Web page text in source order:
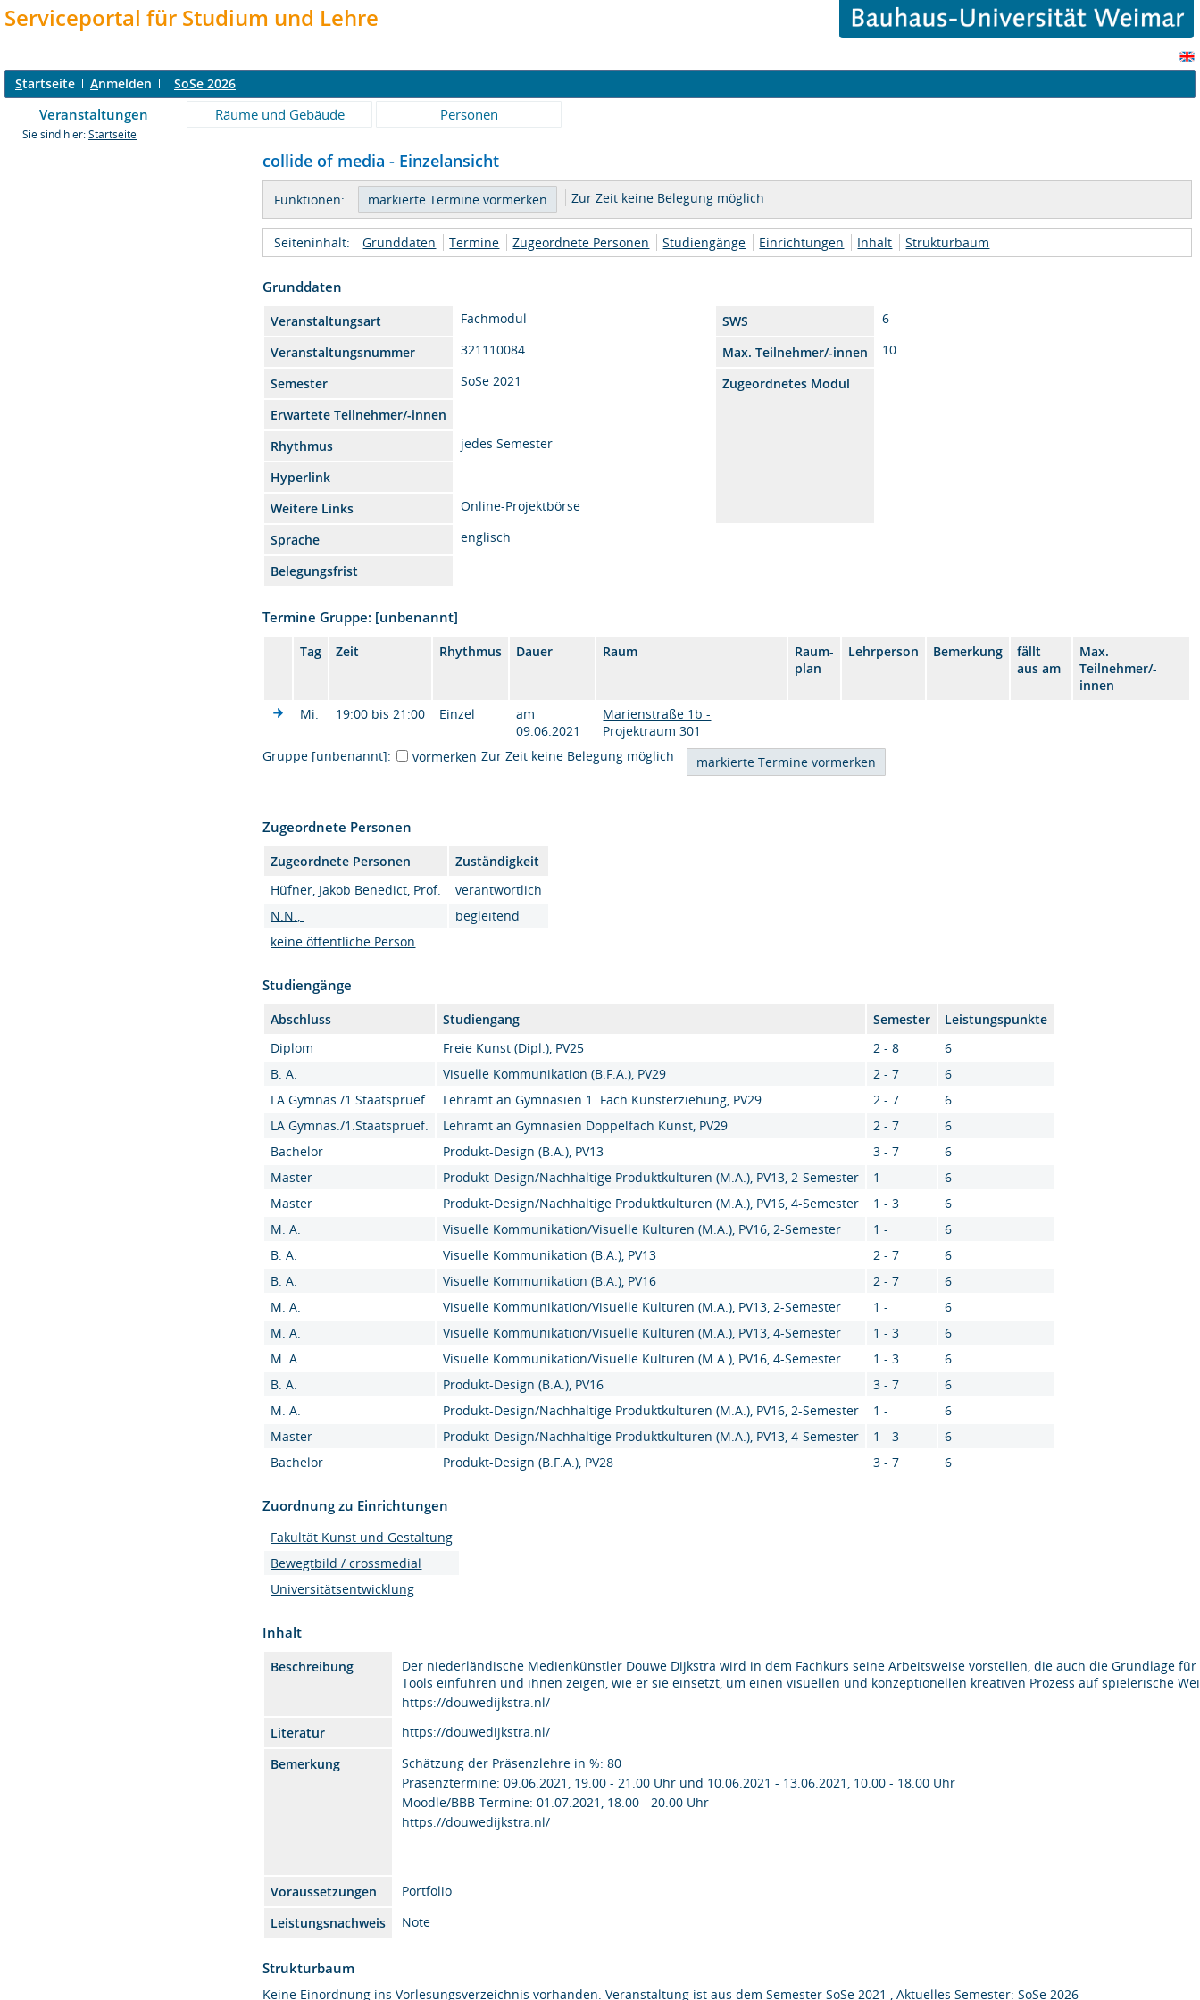
Serviceportal für Studium und Lehre
Startseite Anmelden SoSe 2026
Veranstaltungen Räume und Gebäude Personen
Sie sind hier: Startseite
collide of media - Einzelansicht
Funktionen: Zur Zeit keine Belegung möglich
Seiteninhalt: Grunddaten Termine Zugeordnete Personen Studiengänge Einrichtungen Inhalt Strukturbaum
Grunddaten
Veranstaltungsart Fachmodul SWS
6
Veranstaltungsnummer
321110084 Max. Teilnehmer/-innen
10
Semester
SoSe 2021
Zugeordnetes Modul
Erwartete Teilnehmer/-innen
Rhythmus
jedes Semester
Hyperlink
Weitere Links
Online-Projektbörse
Sprache
englisch
Belegungsfrist
Termine Gruppe: [unbenannt]
Tag Zeit Rhythmus Dauer Raum
Raum-
plan
Lehrperson Bemerkung
fällt
aus am
Max.
Teilnehmer/-
innen
Mi.
19:00 bis 21:00 Einzel
am
09.06.2021
Marienstraße 1b -
Projektraum 301
Gruppe [unbenannt]:
vormerken Zur Zeit keine Belegung möglich
Zugeordnete Personen
Zugeordnete Personen
Zuständigkeit
Hüfner, Jakob Benedict, Prof.
verantwortlich
N.N.,
begleitend
keine öffentliche Person
Studiengänge
Abschluss Studiengang Semester
Leistungspunkte
Diplom
Freie Kunst (Dipl.), PV25 2 - 8
6
B. A.
Visuelle Kommunikation (B.F.A.), PV29 2 - 7
6
LA Gymnas./1.Staatspruef.
Lehramt an Gymnasien 1. Fach Kunsterziehung, PV29 2 - 7
6
LA Gymnas./1.Staatspruef.
Lehramt an Gymnasien Doppelfach Kunst, PV29 2 - 7
6
Bachelor
Produkt-Design (B.A.), PV13 3 - 7
6
Master
Produkt-Design/Nachhaltige Produktkulturen (M.A.), PV13, 2-Semester 1 -
6
Master
Produkt-Design/Nachhaltige Produktkulturen (M.A.), PV16, 4-Semester 1 - 3
6
M. A.
Visuelle Kommunikation/Visuelle Kulturen (M.A.), PV16, 2-Semester 1 -
6
B. A.
Visuelle Kommunikation (B.A.), PV13 2 - 7
6
B. A.
Visuelle Kommunikation (B.A.), PV16 2 - 7
6
M. A.
Visuelle Kommunikation/Visuelle Kulturen (M.A.), PV13, 2-Semester 1 -
6
M. A.
Visuelle Kommunikation/Visuelle Kulturen (M.A.), PV13, 4-Semester 1 - 3
6
M. A.
Visuelle Kommunikation/Visuelle Kulturen (M.A.), PV16, 4-Semester 1 - 3
6
B. A.
Produkt-Design (B.A.), PV16 3 - 7
6
M. A.
Produkt-Design/Nachhaltige Produktkulturen (M.A.), PV16, 2-Semester 1 -
6
Master
Produkt-Design/Nachhaltige Produktkulturen (M.A.), PV13, 4-Semester 1 - 3
6
Bachelor
Produkt-Design (B.F.A.), PV28 3 - 7 6
Zuordnung zu Einrichtungen
Fakultät Kunst und Gestaltung
Bewegtbild / crossmedial
Universitätsentwicklung
Inhalt
Beschreibung
Der niederländische Medienkünstler Douwe Dijkstra wird in dem Fachkurs seine Arbeitsweise vorstellen, die auch die Grundlage
Tools einführen und ihnen zeigen, wie er sie einsetzt, um einen visuellen und konzeptionellen kreativen Prozess auf spielerische
https://douwedijkstra.nl/
Literatur
https://douwedijkstra.nl/
Bemerkung
Schätzung der Präsenzlehre in %: 80
Präsenztermine: 09.06.2021, 19.00 - 21.00 Uhr und 10.06.2021 - 13.06.2021, 10.00 - 18.00 Uhr
Moodle/BBB-Termine: 01.07.2021, 18.00 - 20.00 Uhr
https://douwedijkstra.nl/
Voraussetzungen
Portfolio
Leistungsnachweis
Note
Strukturbaum
Keine Einordnung ins Vorlesungsverzeichnis vorhanden. Veranstaltung ist aus dem Semester SoSe 2021 , Aktuelles Semester: SoSe 2026